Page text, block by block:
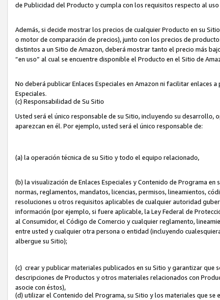
de Publicidad del Producto y cumpla con los requisitos respecto al uso
Además, si decide mostrar los precios de cualquier Producto en su
o motor de comparación de precios), junto con los precios de
distintos a un Sitio de Amazon, deberá mostrar tanto el precio más
“en uso” al cual se encuentre disponible el Producto en el Sitio de
No deberá publicar Enlaces Especiales en Amazon ni facilitar enlaces
Especiales.
(c) Responsabilidad de Su Sitio
Usted será el único responsable de su Sitio, incluyendo su
aparezcan en él. Por ejemplo, usted será el único responsable de:
(a) la operación técnica de su Sitio y todo el equipo relacionado,
(b) la visualización de Enlaces Especiales y Contenido de Programa
normas, reglamentos, mandatos, licencias, permisos, lineamientos,
resoluciones u otros requisitos aplicables de cualquier autoridad
información (por ejemplo, si fuere aplicable, la Ley Federal de
al Consumidor, el Código de Comercio y cualquier reglamento,
entre usted y cualquier otra persona o entidad (incluyendo
albergue su Sitio);
(c) crear y publicar materiales publicados en su Sitio y garantizar que
descripciones de Productos y otros materiales relacionados con
asocie con éstos),
(d) utilizar el Contenido del Programa, su Sitio y los materiales que se